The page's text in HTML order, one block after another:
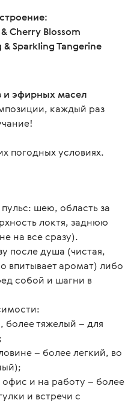
Cherry Blossom
& Sparkling Tangerine
и эфирных масел
каждый раз
погодных условиях.
шею, область за
локтя, заднюю
на все сразу).
после душа (чистая,
впитывает аромат) либо
собой и шагни в
более тяжелый – для
– более легкий, во
и на работу – более
и встречи с